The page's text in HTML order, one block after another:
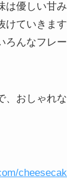
は優しい甘
けていきま
ろんなフレ
、おしゃれ